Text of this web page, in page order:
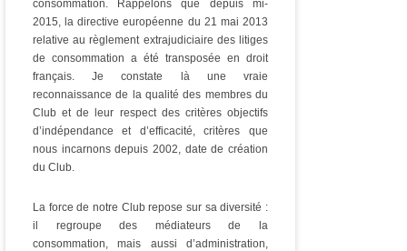
consommation. Rappelons que depuis mi-
2015, la directive européenne du 21 mai 2013
relative au règlement extrajudiciaire des litiges
de consommation a été transposée en droit
français. Je constate là une vraie
reconnaissance de la qualité des membres du
Club et de leur respect des critères objectifs
d’indépendance et d’efficacité, critères que
nous incarnons depuis 2002, date de création
du Club.
La force de notre Club repose sur sa diversité :
il regroupe des médiateurs de la
consommation, mais aussi d’administration,